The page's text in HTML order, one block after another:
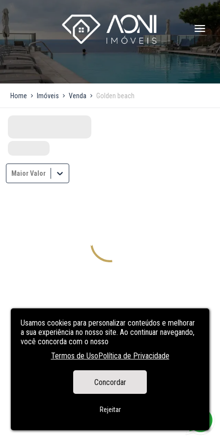
Usamos cookies para personalizar conteúdos e melhorar
a sua experiência no nosso site. Ao continuar navegando,
você concorda com o nosso
Termos de UsoPolítica de Privacidade
Concordar
Rejeitar
Home Imóveis Venda Golden beach
Maior Valor